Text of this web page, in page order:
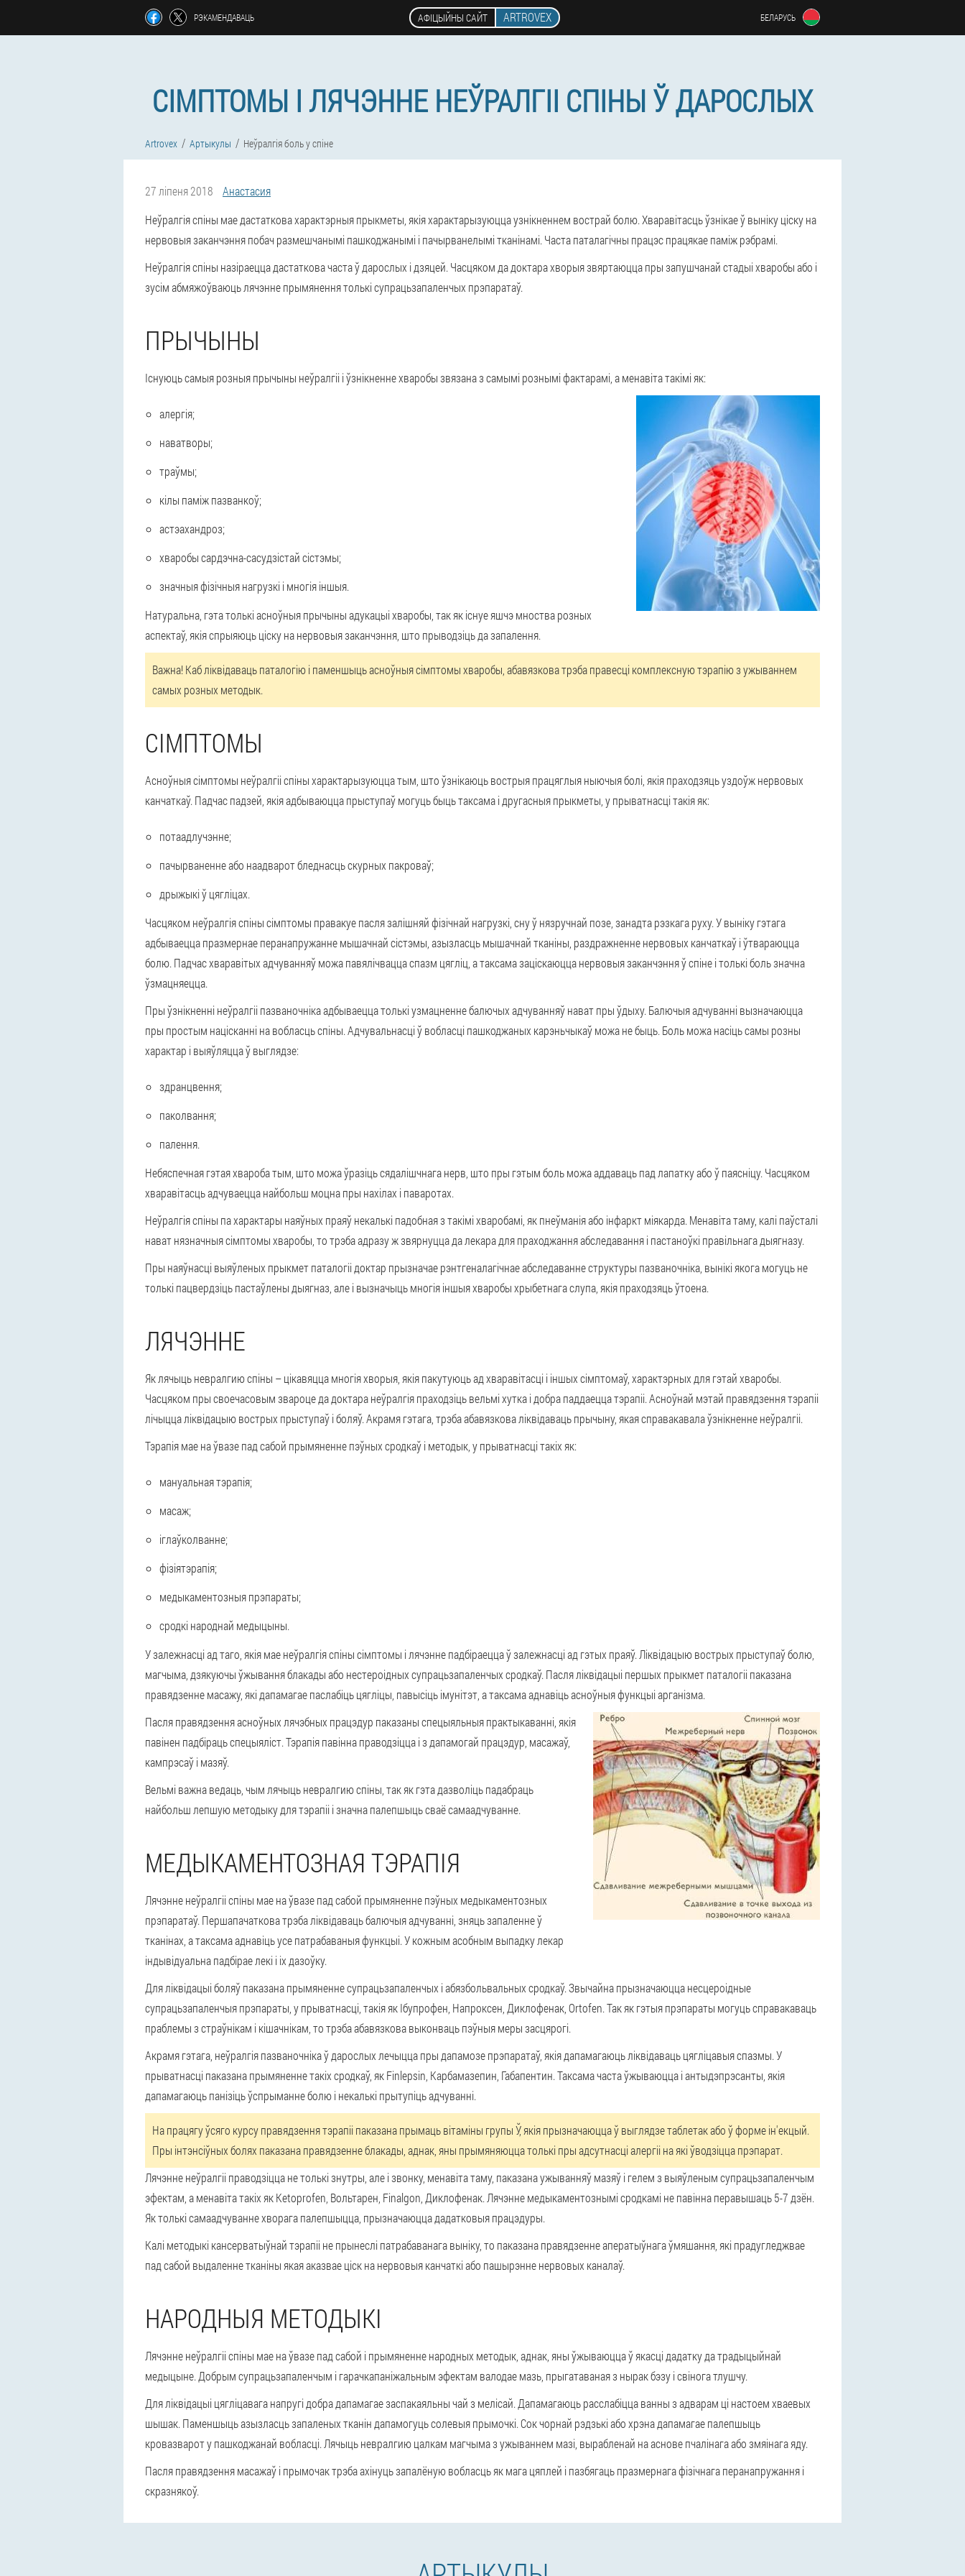
РЭКАМЕНДАВАЦЬ АФІЦЫЙНЫ САЙТ ARTROVEX БЕЛАРУСЬ
СІМПТОМЫ І ЛЯЧЭННЕ НЕЎРАЛГІІ СПІНЫ Ў ДАРОСЛЫХ
Artrovex Артыкулы Неўралгія боль у спіне
27 ліпеня 2018
Анастасия
Неўралгія спіны мае дастаткова характэрныя прыкметы, якія характарызуюцца узнікненнем вострай болю. Хваравітасць ўзнікае ў выніку ціску на
нервовыя заканчэння побач размешчанымі пашкоджанымі і пачырванелымі тканінамі. Часта паталагічны працэс працякае паміж рэбрамі.
Неўралгія спіны назіраецца дастаткова часта ў дарослых і дзяцей. Часцяком да доктара хворыя звяртаюцца пры запушчанай стадыі хваробы або і
зусім абмяжоўваюць лячэнне прымянення толькі супрацьзапаленчых прэпаратаў.
ПРЫЧЫНЫ
Існуюць самыя розныя прычыны неўралгіі і ўзнікненне хваробы звязана з самымі рознымі фактарамі, а менавіта такімі як:
алергія;
наватворы;
траўмы;
кілы паміж пазванкоў;
астэахандроз;
хваробы сардэчна-сасудзістай сістэмы;
значныя фізічныя нагрузкі і многія іншыя.
Натуральна, гэта толькі асноўныя прычыны адукацыі хваробы, так як існуе яшчэ мноства розных
аспектаў, якія спрыяюць ціску на нервовыя заканчэння, што прыводзіць да запалення.
Важна! Каб ліквідаваць паталогію і паменшыць асноўныя сімптомы хваробы, абавязкова трэба правесці комплексную тэрапію з ужываннем
самых розных методык.
СІМПТОМЫ
Асноўныя сімптомы неўралгіі спіны характарызуюцца тым, што ўзнікаюць вострыя працяглыя ныючыя болі, якія праходзяць уздоўж нервовых
канчаткаў. Падчас падзей, якія адбываюцца прыступаў могуць быць таксама і другасныя прыкметы, у прыватнасці такія як:
потаадлучэнне;
пачырваненне або наадварот бледнасць скурных пакроваў;
дрыжыкі ў цягліцах.
Часцяком неўралгія спіны сімптомы правакуе пасля залішняй фізічнай нагрузкі, сну ў нязручнай позе, занадта рэзкага руху. У выніку гэтага
адбываецца празмернае перанапружанне мышачнай сістэмы, азызласць мышачнай тканіны, раздражненне нервовых канчаткаў і ўтвараюцца
болю. Падчас хваравітых адчуванняў можа павялічвацца спазм цягліц, а таксама заціскаюцца нервовыя заканчэння ў спіне і толькі боль значна
ўзмацняецца.
Пры ўзнікненні неўралгіі пазваночніка адбываецца толькі узмацненне балючых адчуванняў нават пры ўдыху. Балючыя адчуванні вызначаюцца
пры простым націсканні на вобласць спіны. Адчувальнасці ў вобласці пашкоджаных карэньчыкаў можа не быць. Боль можа насіць самы розны
характар і выяўляцца ў выглядзе:
здранцвення;
паколвання;
палення.
Небяспечная гэтая хвароба тым, што можа ўразіць сядалішчнага нерв, што пры гэтым боль можа аддаваць пад лапатку або ў паясніцу. Часцяком
хваравітасць адчуваецца найбольш моцна пры нахілах і паваротах.
Неўралгія спіны па характары наяўных праяў некалькі падобная з такімі хваробамі, як пнеўманія або інфаркт міякарда. Менавіта таму, калі паўсталі
нават нязначныя сімптомы хваробы, то трэба адразу ж звярнуцца да лекара для праходжання абследавання і пастаноўкі правільнага дыягназу.
Пры наяўнасці выяўленых прыкмет паталогіі доктар прызначае рэнтгеналагічнае абследаванне структуры пазваночніка, вынікі якога могуць не
толькі пацвердзіць пастаўлены дыягназ, але і вызначыць многія іншыя хваробы хрыбетнага слупа, якія праходзяць ўтоена.
ЛЯЧЭННЕ
Як лячыць невралгию спіны – цікавяцца многія хворыя, якія пакутуюць ад хваравітасці і іншых сімптомаў, характэрных для гэтай хваробы.
Часцяком пры своечасовым звароце да доктара неўралгія праходзіць вельмі хутка і добра паддаецца тэрапіі. Асноўнай мэтай правядзення тэрапіі
лічыцца ліквідацыю вострых прыступаў і боляў. Акрамя гэтага, трэба абавязкова ліквідаваць прычыну, якая справакавала ўзнікненне неўралгіі.
Тэрапія мае на ўвазе пад сабой прымяненне пэўных сродкаў і методык, у прыватнасці такіх як:
мануальная тэрапія;
масаж;
іглаўколванне;
фізіятэрапія;
медыкаментозныя прэпараты;
сродкі народнай медыцыны.
У залежнасці ад таго, якія мае неўралгія спіны сімптомы і лячэнне падбіраецца ў залежнасці ад гэтых праяў. Ліквідацыю вострых прыступаў болю,
магчыма, дзякуючы ўжывання блакады або нестероідных супрацьзапаленчых сродкаў. Пасля ліквідацыі першых прыкмет паталогіі паказана
правядзенне масажу, які дапамагае паслабіць цягліцы, павысіць імунітэт, а таксама аднавіць асноўныя функцыі арганізма.
Пасля правядзення асноўных лячэбных працэдур паказаны спецыяльныя практыкаванні, якія
павінен падбіраць спецыяліст. Тэрапія павінна праводзіцца і з дапамогай працэдур, масажаў,
кампрэсаў і мазяў.
Вельмі важна ведаць, чым лячыць невралгию спіны, так як гэта дазволіць падабраць
найбольш лепшую методыку для тэрапіі і значна палепшыць сваё самаадчуванне.
МЕДЫКАМЕНТОЗНАЯ ТЭРАПІЯ
Лячэнне неўралгіі спіны мае на ўвазе пад сабой прымяненне пэўных медыкаментозных
прэпаратаў. Першапачаткова трэба ліквідаваць балючыя адчуванні, зняць запаленне ў
тканінах, а таксама аднавіць усе патрабаваныя функцыі. У кожным асобным выпадку лекар
індывідуальна падбірае лекі і іх дазоўку.
Для ліквідацыі боляў паказана прымяненне супрацьзапаленчых і абязбольвальных сродкаў. Звычайна прызначаюцца несцероідные
супрацьзапаленчыя прэпараты, у прыватнасці, такія як Ібупрофен, Напроксен, Диклофенак, Ortofen. Так як гэтыя прэпараты могуць справакаваць
праблемы з страўнікам і кішачнікам, то трэба абавязкова выконваць пэўныя меры засцярогі.
Акрамя гэтага, неўралгія пазваночніка ў дарослых лечыцца пры дапамозе прэпаратаў, якія дапамагаюць ліквідаваць цягліцавыя спазмы. У
прыватнасці паказана прымяненне такіх сродкаў, як Finlepsin, Карбамазепин, Габапентин. Таксама часта ўжываюцца і антыдэпрэсанты, якія
дапамагаюць панізіць ўспрыманне болю і некалькі прытупіць адчуванні.
На працягу ўсяго курсу правядзення тэрапіі паказана прымаць вітаміны групы Ў, якія прызначаюцца ў выглядзе таблетак або ў форме ін'екцый.
Пры інтэнсіўных болях паказана правядзенне блакады, аднак, яны прымяняюцца толькі пры адсутнасці алергіі на які ўводзіцца прэпарат.
Лячэнне неўралгіі праводзіцца не толькі знутры, але і звонку, менавіта таму, паказана ужыванняў мазяў і гелем з выяўленым супрацьзапаленчым
эфектам, а менавіта такіх як Ketoprofen, Вольтарен, Finalgon, Диклофенак. Лячэнне медыкаментознымі сродкамі не павінна перавышаць 5-7 дзён.
Як толькі самаадчуванне хворага палепшыцца, прызначаюцца дадатковыя працэдуры.
Калі методыкі кансерватыўнай тэрапіі не прынеслі патрабаванага выніку, то паказана правядзенне аператыўнага ўмяшання, які прадугледжвае
пад сабой выдаленне тканіны якая аказвае ціск на нервовыя канчаткі або пашырэнне нервовых каналаў.
НАРОДНЫЯ МЕТОДЫКІ
Лячэнне неўралгіі спіны мае на ўвазе пад сабой і прымяненне народных методык, аднак, яны ўжываюцца ў якасці дадатку да традыцыйнай
медыцыне. Добрым супрацьзапаленчым і гарачкапаніжальным эфектам валодае мазь, прыгатаваная з нырак бэзу і свінога тлушчу.
Для ліквідацыі цягліцавага напругі добра дапамагае заспакаяльны чай з мелісай. Дапамагаюць расслабіцца ванны з адварам ці настоем хваевых
шышак. Паменшыць азызласць запаленых тканін дапамогуць солевыя прымочкі. Сок чорнай рэдзькі або хрэна дапамагае палепшыць
кровазварот у пашкоджанай вобласці. Лячыць невралгию цалкам магчыма з ужываннем мазі, вырабленай на аснове пчалінага або змяінага яду.
Пасля правядзення масажаў і прымочак трэба ахінуць запалёную вобласць як мага цяплей і пазбягаць празмернага фізічнага перанапружання і
скразнякоў.